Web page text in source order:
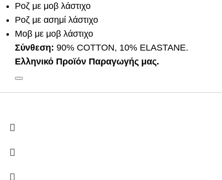
Ροζ με μοβ λάστιχο
Ροζ με ασημί λάστιχο
Μοβ με μοβ λάστιχο
Σύνθεση: 90% COTTON, 10% ELASTANE.
Ελληνικό Προϊόν Παραγωγής μας.